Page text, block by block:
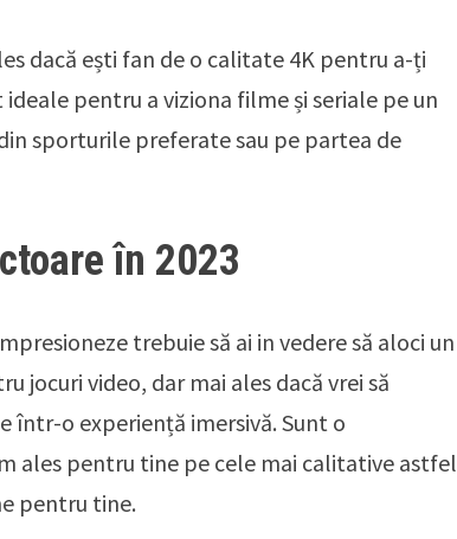
dacă ești fan de o calitate 4K pentru a-ți
pentru a viziona filme și seriale pe un
sporturile preferate sau pe partea de
în 2023
trebuie să ai in vedere să aloci un
jocuri video, dar mai ales dacă vrei să
într-o experiență imersivă. Sunt o
ales pentru tine pe cele mai calitative astfel
pentru tine.